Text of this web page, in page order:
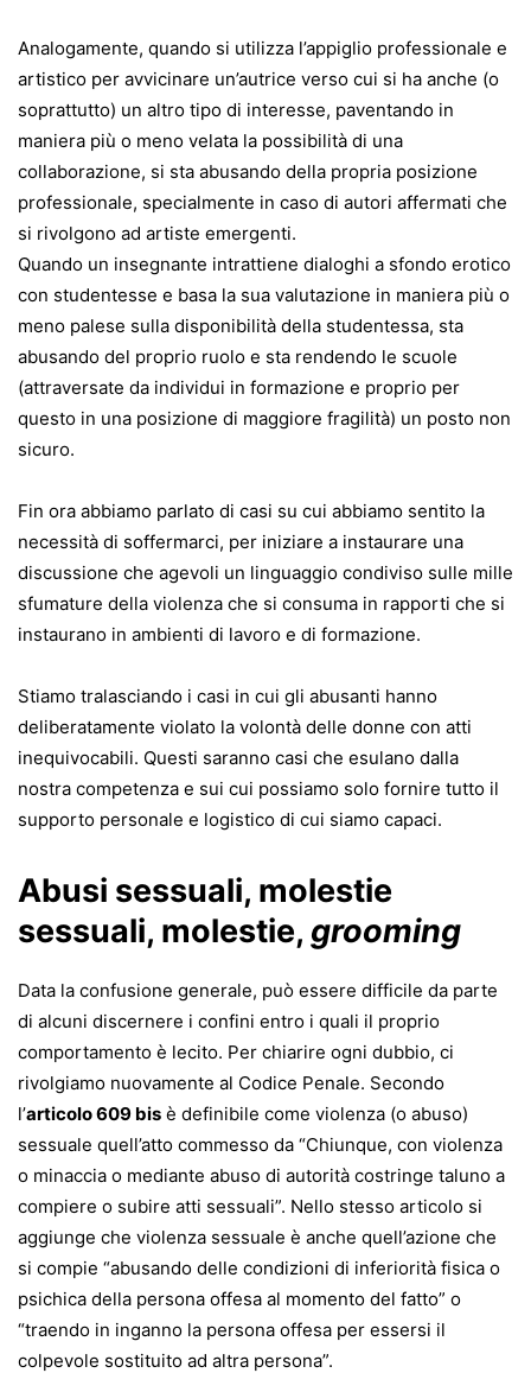
Analogamente, quando si utilizza l’appiglio professionale e
artistico per avvicinare un’autrice verso cui si ha anche (o
soprattutto) un altro tipo di interesse, paventando in
maniera più o meno velata la possibilità di una
collaborazione, si sta abusando della propria posizione
professionale, specialmente in caso di autori affermati che
si rivolgono ad artiste emergenti.
Quando un insegnante intrattiene dialoghi a sfondo erotico
con studentesse e basa la sua valutazione in maniera più o
meno palese sulla disponibilità della studentessa, sta
abusando del proprio ruolo e sta rendendo le scuole
(attraversate da individui in formazione e proprio per
questo in una posizione di maggiore fragilità) un posto non
sicuro.
Fin ora abbiamo parlato di casi su cui abbiamo sentito la
necessità di soffermarci, per iniziare a instaurare una
discussione che agevoli un linguaggio condiviso sulle mille
sfumature della violenza che si consuma in rapporti che si
instaurano in ambienti di lavoro e di formazione.
Stiamo tralasciando i casi in cui gli abusanti hanno
deliberatamente violato la volontà delle donne con atti
inequivocabili. Questi saranno casi che esulano dalla
nostra competenza e sui cui possiamo solo fornire tutto il
supporto personale e logistico di cui siamo capaci.
Abusi sessuali, molestie
sessuali, molestie, grooming
Data la confusione generale, può essere difficile da parte
di alcuni discernere i confini entro i quali il proprio
comportamento è lecito. Per chiarire ogni dubbio, ci
rivolgiamo nuovamente al Codice Penale. Secondo
l’articolo 609 bis è definibile come violenza (o abuso)
sessuale quell’atto commesso da “Chiunque, con violenza
o minaccia o mediante abuso di autorità costringe taluno a
compiere o subire atti sessuali”. Nello stesso articolo si
aggiunge che violenza sessuale è anche quell’azione che
si compie “abusando delle condizioni di inferiorità fisica o
psichica della persona offesa al momento del fatto” o
“traendo in inganno la persona offesa per essersi il
colpevole sostituito ad altra persona”.